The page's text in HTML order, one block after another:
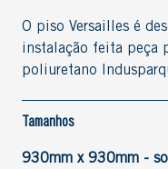
O piso Versailles é
instalação feita peça
poliuretano
Tamanhos
930mm x 930mm -